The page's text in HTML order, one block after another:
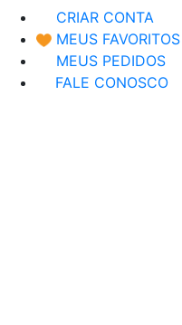
CRIAR CONTA
MEUS FAVORITOS
MEUS PEDIDOS
FALE CONOSCO